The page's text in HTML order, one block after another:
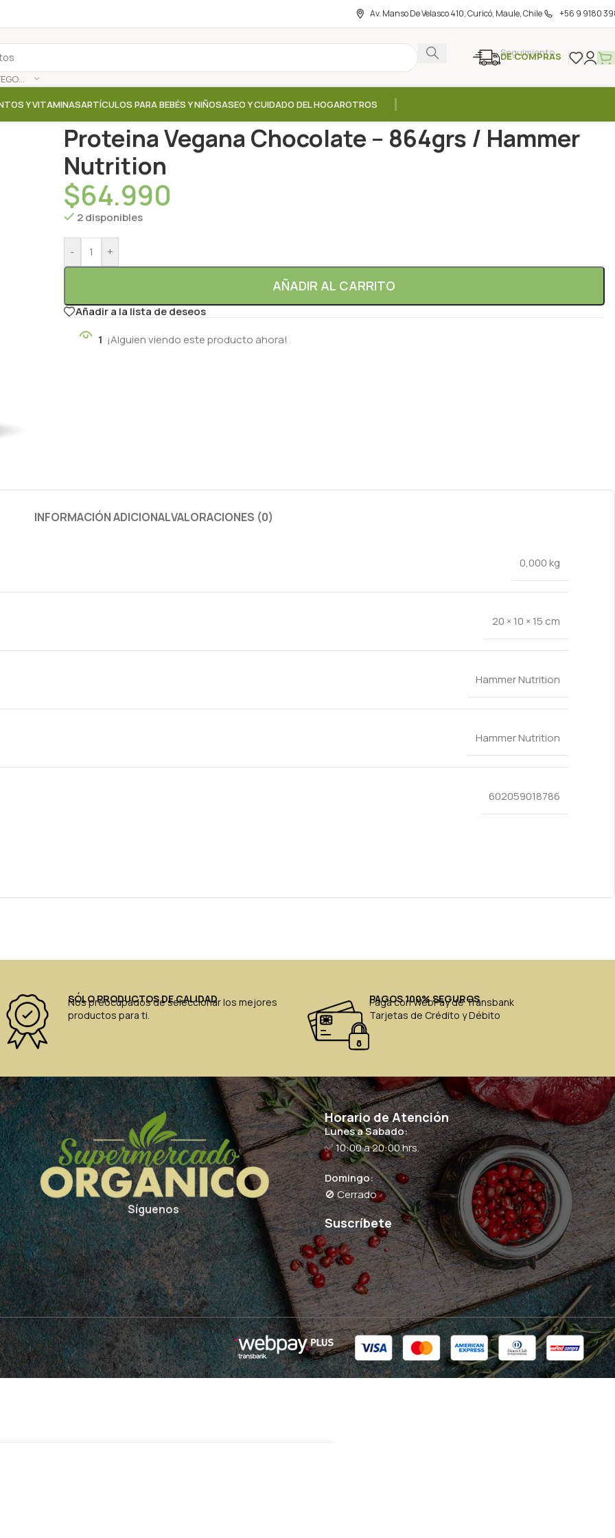
Av. Manso De Velasco 410, Curicó, Maule, Chile +56 9 9180
SELECCIONAR CATEGORÍA
Seguimiento
DE COMPRAS
Y VITAMINASARTÍCULOS PARA BEBÉS Y NIÑOSASEO Y CUIDADO DEL HOGAROTROS
Proteina Vegana Chocolate – 864grs / Hammer
Nutrition
$64.990
2 disponibles
- +
AÑADIR AL CARRITO
Añadir a la lista de deseos
1 ¡Alguien viendo este producto ahora!
INFORMACIÓN ADICIONALVALORACIONES (0)
0,000 kg
20 × 10 × 15 cm
Hammer Nutrition
Hammer Nutrition
602059018786
SÓLO PRODUCTOS DE CALIDAD
Nos preocupados de seleccionar los mejores
productos para ti.
PAGOS 100% SEGUROS
Paga con WebPay de Transbank
Tarjetas de Crédito y Débito
Síguenos
Horario de Atención
Lunes a Sabado:
✅ 10:00 a 20:00 hrs.
Domingo:
🚫 Cerrado
Suscríbete